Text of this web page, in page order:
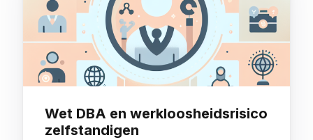
Wet DBA en werkloosheidsrisico
zelfstandigen